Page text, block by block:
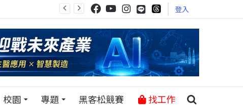
登入
校園 專題 黑客松競賽 找工作